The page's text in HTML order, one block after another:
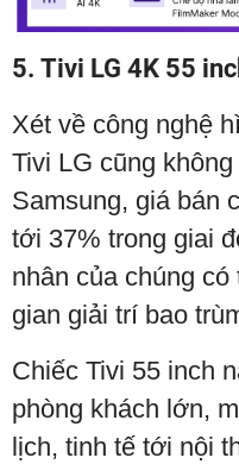
5. Tivi LG 4K 55
Xét về công nghệ
Tivi LG cũng
Samsung, giá bán
tới 37% trong giai
nhân của chúng
gian giải trí bao
Chiếc Tivi 55 inch
phòng khách lớn,
lịch, tinh tế tới nội